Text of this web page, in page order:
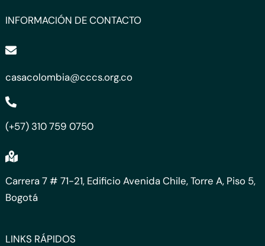
INFORMACIÓN DE CONTACTO
casacolombia@cccs.org.co
(+57) 310 759 0750
Carrera 7 # 71-21, Edificio Avenida Chile, Torre A, Piso 5,
Bogotá
LINKS RÁPIDOS